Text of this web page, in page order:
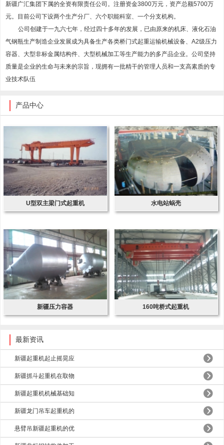
新疆广汇集团下属的全资有限责任公司。注册资金3800万元，资产总额5700万
元。目前公司下设两个生产分厂、六个职能科室、一个分支机构。
公司创建于一九六七年，经过四十多年的发展，已由原来的机床、液化石油
气钢瓶生产制造企业发展成为具备生产各类桥门式起重运输机械设备、A2级压力
容器、大型非标金属结构件、大型机械加工等生产能力的多产品企业。公司坚持
质量是企业的生命与未来的宗旨，现拥有一批精干的管理人员和一支高素质的专
业技术队伍
产品中心
U型双主梁门式起重机 水电站蜗壳
新疆压力容器 160吨桥式起重机
最新资讯
新疆起重机起止摇晃应
新疆抓斗起重机在取物
新疆起重机机械基础知
新疆龙门吊车起重机的
悬臂吊新疆起重机的优